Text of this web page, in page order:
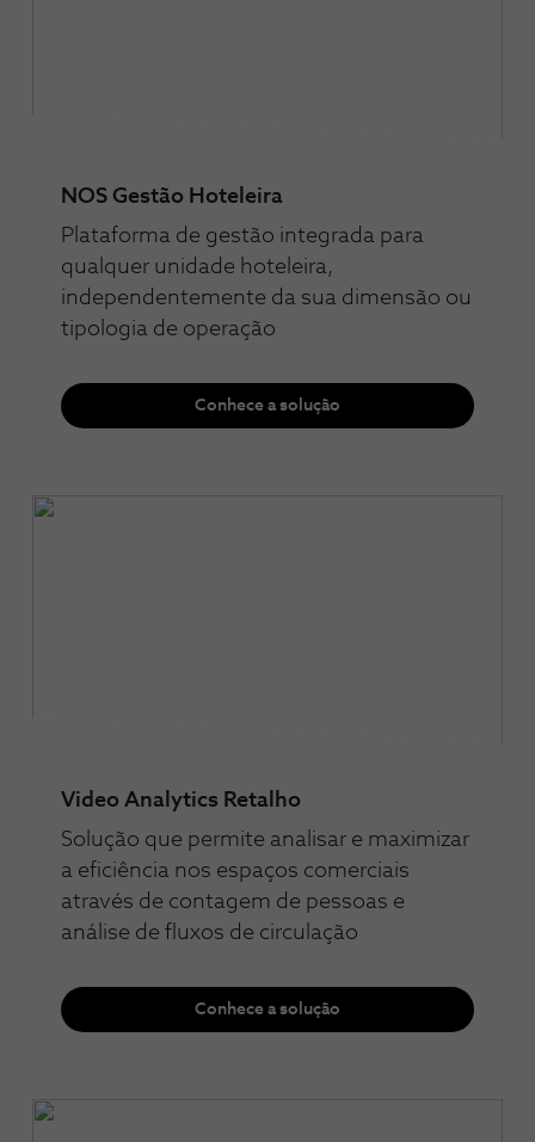
NOS Gestão Hoteleira
Plataforma de gestão integrada para
qualquer unidade hoteleira,
independentemente da sua dimensão ou
tipologia de operação
Conhece a solução
Video Analytics Retalho
Solução que permite analisar e maximizar
a eficiência nos espaços comerciais
através de contagem de pessoas e
análise de fluxos de circulação
Conhece a solução